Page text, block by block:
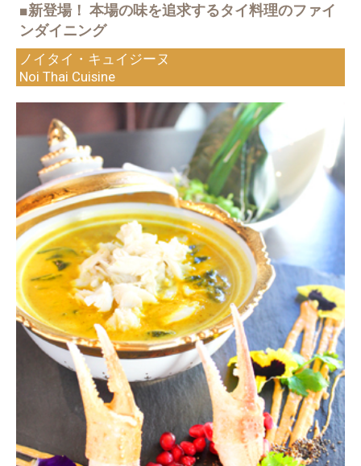
■新登場！ 本場の味を追求するタイ料理のファイ
ンダイニング
ノイタイ・キュイジーヌ
Noi Thai Cuisine